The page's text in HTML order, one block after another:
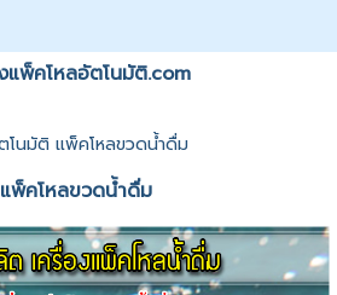
แพ็คโหลอัตโนมัติ.com
โนมัติ แพ็คโหลขวดน้ำดื่ม
พ็คโหลขวดน้ำดื่ม